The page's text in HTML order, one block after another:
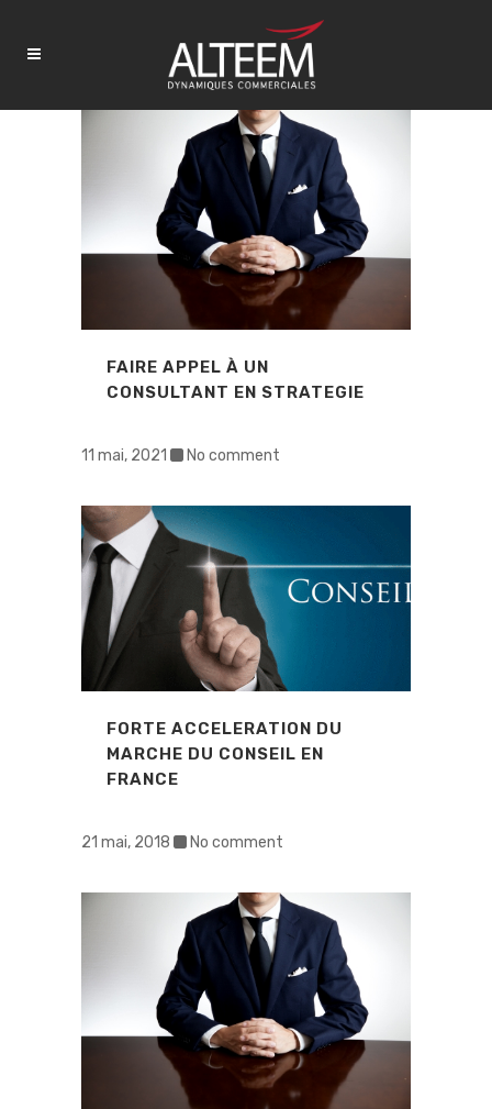
FAIRE APPEL À UN
CONSULTANT EN STRATEGIE
11 mai, 2021 No comment
FORTE ACCELERATION DU
MARCHE DU CONSEIL EN
FRANCE
21 mai, 2018 No comment